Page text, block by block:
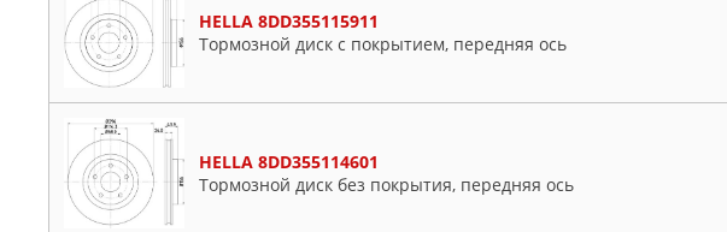
Peugeot
Seat
Skoda
Subaru
Toyota
VW
Volvo
HELLA 8DD355115911
Тормозной диск с покрытием, передняя ось
HELLA 8DD355114601
Тормозной диск без покрытия, передняя ось